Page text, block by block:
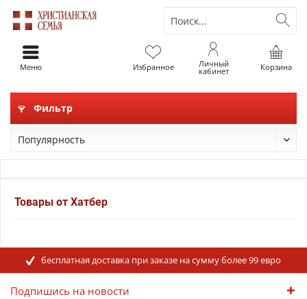
Корзина
Избранное Личный
кабинет
Меню
Фильтр
Товары от Хатбер
бесплатная доставка при заказе на сумму более 99 евро
Подпишись на новости